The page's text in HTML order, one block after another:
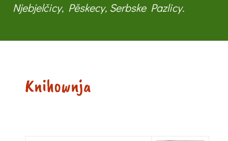
Njebjelčicy, Pěskecy, Serbske Pazlicy.
Knihownja